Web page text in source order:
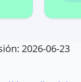
2026-06-23